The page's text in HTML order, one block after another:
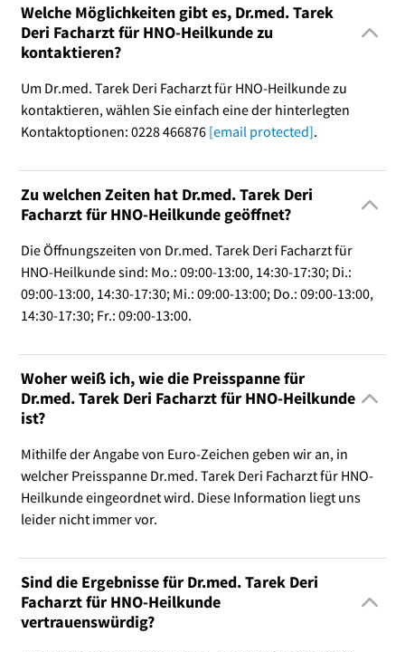
Welche Möglichkeiten gibt es, Dr.med. Tarek
Deri Facharzt für HNO-Heilkunde zu
kontaktieren?
Um Dr.med. Tarek Deri Facharzt für HNO-Heilkunde zu
kontaktieren, wählen Sie einfach eine der hinterlegten
Kontaktoptionen: 0228 466876 [email protected].
Zu welchen Zeiten hat Dr.med. Tarek Deri
Facharzt für HNO-Heilkunde geöffnet?
Die Öffnungszeiten von Dr.med. Tarek Deri Facharzt für
HNO-Heilkunde sind: Mo.: 09:00-13:00, 14:30-17:30; Di.:
09:00-13:00, 14:30-17:30; Mi.: 09:00-13:00; Do.: 09:00-13:00,
14:30-17:30; Fr.: 09:00-13:00.
Woher weiß ich, wie die Preisspanne für
Dr.med. Tarek Deri Facharzt für HNO-Heilkunde
ist?
Mithilfe der Angabe von Euro-Zeichen geben wir an, in
welcher Preisspanne Dr.med. Tarek Deri Facharzt für HNO-
Heilkunde eingeordnet wird. Diese Information liegt uns
leider nicht immer vor.
Sind die Ergebnisse für Dr.med. Tarek Deri
Facharzt für HNO-Heilkunde
vertrauenswürdig?